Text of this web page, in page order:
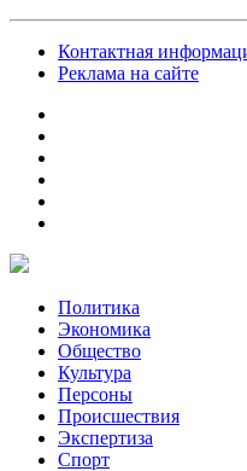
Контактная
Реклама на сайте
Политика
Экономика
Общество
Культура
Персоны
Происшествия
Экспертиза
Спорт